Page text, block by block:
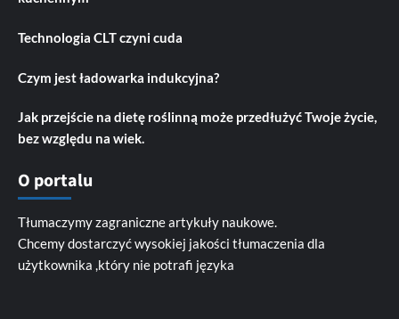
Technologia CLT czyni cuda
Czym jest ładowarka indukcyjna?
Jak przejście na dietę roślinną może przedłużyć Twoje życie,
bez względu na wiek.
O portalu
Tłumaczymy zagraniczne artykuły naukowe.
Chcemy dostarczyć wysokiej jakości tłumaczenia dla
użytkownika ,który nie potrafi języka